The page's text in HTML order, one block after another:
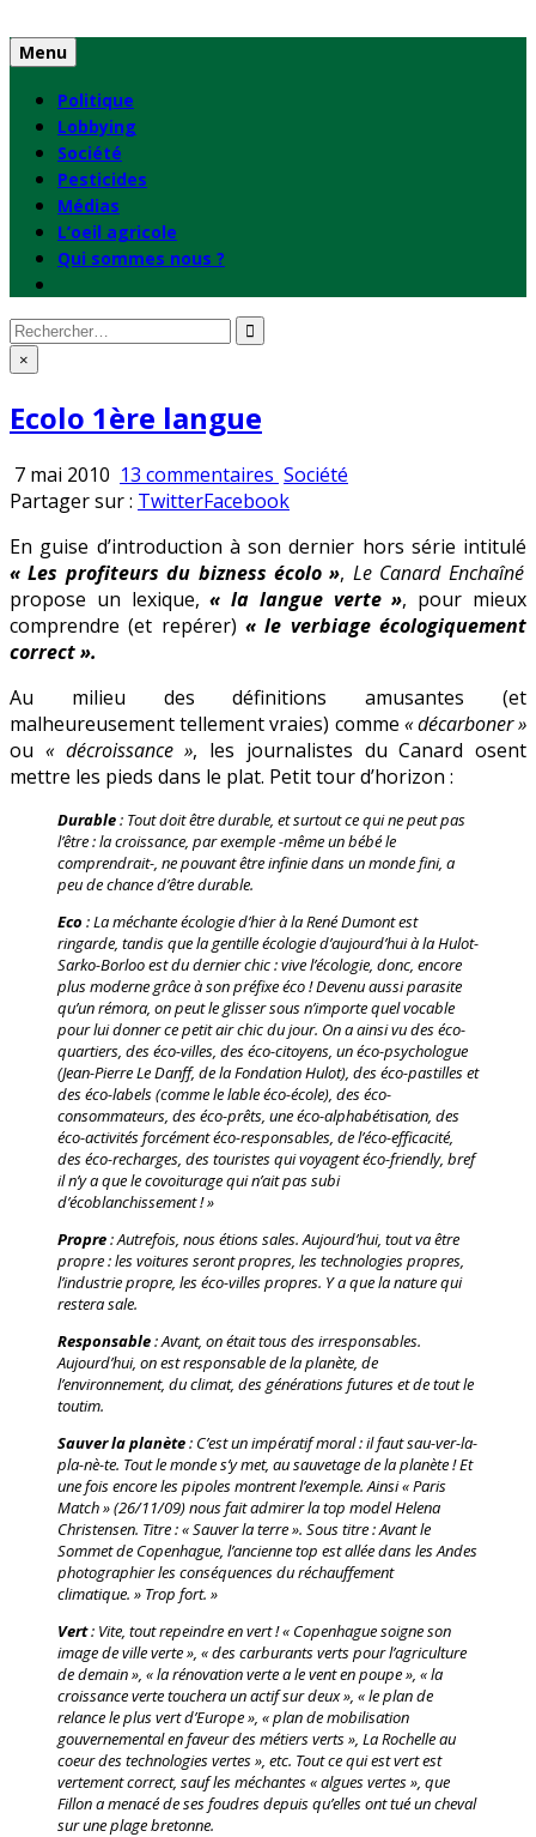
to
content
Menu
Politique
Lobbying
Société
Pesticides
Médias
L’oeil agricole
Qui sommes nous ?
Rechercher
: ×
Ecolo 1ère langue
7 mai 2010 13 commentaires sur
Ecolo
langue
Publié
en
Société
Partager sur : TwitterFacebook
En guise d’introduction à son dernier hors série intitulé
« Les profiteurs du bizness écolo », Le Canard Enchaîné
propose un lexique,« la langue verte », pour mieux
comprendre (et repérer) « le verbiage écologiquement
correct ».
Au milieu des définitions amusantes (et
malheureusement tellement vraies) comme « décarboner »
ou « décroissance », les journalistes du Canard osent
mettre les pieds dans le plat. Petit tour d’horizon :
Durable: Tout doit être durable, et surtout ce qui ne peut pas
l’être : la croissance, par exemple -même un bébé le
comprendrait-, ne pouvant être infinie dans un monde fini, a
peu de chance d’être durable.
Eco : La méchante écologie d’hier à la René Dumont est
ringarde, tandis que la gentille écologie d’aujourd’hui à la Hulot-
Sarko-Borloo est du dernier chic : vive l’écologie, donc, encore
plus moderne grâce à son préfixe éco ! Devenu aussi parasite
qu’un rémora, on peut le glisser sous n’importe quel vocable
pour lui donner ce petit air chic du jour. On a ainsi vu des éco-
quartiers, des éco-villes, des éco-citoyens, un éco-psychologue
(Jean-Pierre Le Danff, de la Fondation Hulot), des éco-pastilles et
des éco-labels (comme le lable éco-école), des éco-
consommateurs, des éco-prêts, une éco-alphabétisation, des
éco-activités forcément éco-responsables, de l’éco-efficacité,
des éco-recharges, des touristes qui voyagent éco-friendly, bref
il n’y a que le covoiturage qui n’ait pas subi
d’écoblanchissement ! »
Propre: Autrefois, nous étions sales. Aujourd’hui, tout va être
propre : les voitures seront propres, les technologies propres,
l’industrie propre, les éco-villes propres. Y a que la nature qui
restera sale.
Responsable: Avant, on était tous des irresponsables.
Aujourd’hui, on est responsable de la planète, de
l’environnement, du climat, des générations futures et de tout le
toutim.
Sauver la planète: C’est un impératif moral : il faut sau-ver-la-
pla-nè-te. Tout le monde s’y met, au sauvetage de la planète ! Et
une fois encore les pipoles montrent l’exemple. Ainsi « Paris
Match » (26/11/09) nous fait admirer la top model Helena
Christensen. Titre : « Sauver la terre ». Sous titre : Avant le
Sommet de Copenhague, l’ancienne top est allée dans les Andes
photographier les conséquences du réchauffement
climatique. » Trop fort. »
Vert: Vite, tout repeindre en vert ! « Copenhague soigne son
image de ville verte », « des carburants verts pour l’agriculture
de demain », « la rénovation verte a le vent en poupe », « la
croissance verte touchera un actif sur deux », « le plan de
relance le plus vert d’Europe », « plan de mobilisation
gouvernemental en faveur des métiers verts », La Rochelle au
coeur des technologies vertes », etc. Tout ce qui est vert est
vertement correct, sauf les méchantes « algues vertes », que
Fillon a menacé de ses foudres depuis qu’elles ont tué un cheval
sur une plage bretonne.